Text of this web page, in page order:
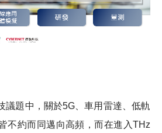
議題中，關於5G、車用雷達、低軌
不約而同邁向高頻，而在進入THz